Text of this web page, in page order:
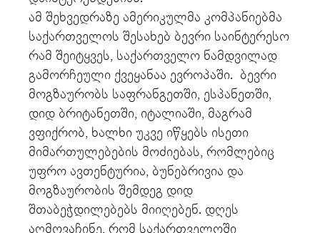
ამ შეხვედრაზე ამერიკულმა კომპანიებმა
საქართველოს შესახებ ბევრი საინტერესო
რამ შეიტყვეს, საქართველო ნამდვილად
გამორჩეული ქვეყანაა ევროპაში. ბევრი
მოგზაურობს საფრანგეთში, ესპანეთში,
დიდ ბრიტანეთში, იტალიაში, მაგრამ
ვფიქრობ, ხალხი უკვე იწყებს ისეთი
მიმართულებების მოძიებას, რომლებიც
უფრო ავთენტურია, ბუნებრივია და
მოგზაურობის შემდეგ დიდ
შთაბეჭდილებებს მიიღებენ. დღეს
აღმოვაჩინე, რომ საქართველოში